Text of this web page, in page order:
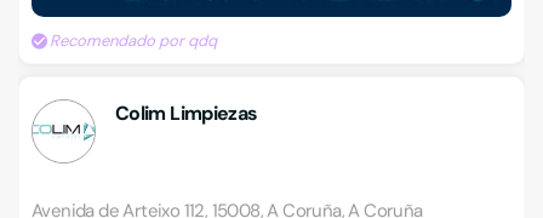
Recomendado por qdq
Colim Limpiezas
Avenida de Arteixo 112, 15008, A Coruña, A Coruña